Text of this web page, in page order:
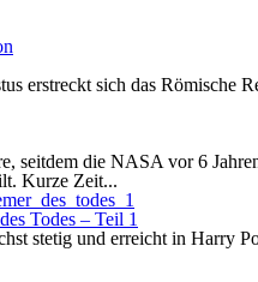
erstreckt sich das Römische
seitdem die NASA vor 6
Kurze Zeit...
Todes – Teil 1
stetig und erreicht in Harry